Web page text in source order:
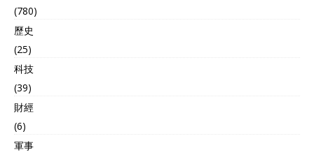
(780)
歷史
(25)
科技
(39)
財經
(6)
軍事